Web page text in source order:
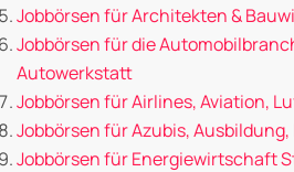
Jobbörsen für Architekten &
Jobbörsen für die
Autowerkstatt
Jobbörsen für Airlines, Aviation,
Jobbörsen für Azubis,
Jobbörsen für Energiewirtschaft